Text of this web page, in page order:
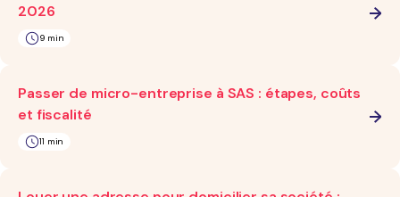
2026
9 min
Passer de micro-entreprise à SAS : étapes, coûts
et fiscalité
11 min